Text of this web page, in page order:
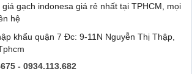
gạch indonesa giá rẻ nhất tại TPHCM, mọi
hệ
khẩu quận 7 Đc: 9-11N Nguyễn Thị Thập,
- 0934.113.682